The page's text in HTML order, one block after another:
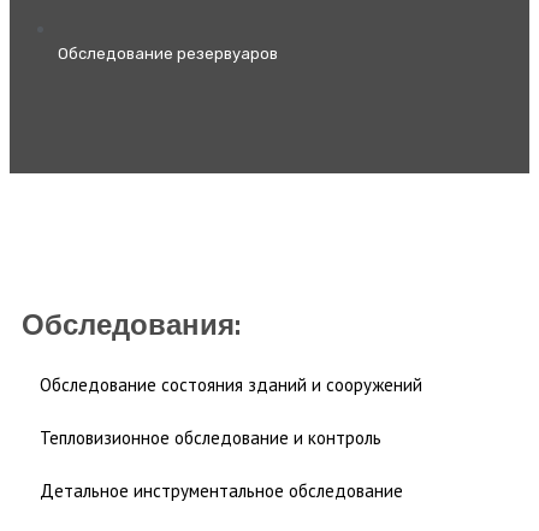
Обследование резервуаров
Обследования:
Обследование состояния зданий и сооружений
Тепловизионное обследование и контроль
Детальное инструментальное обследование